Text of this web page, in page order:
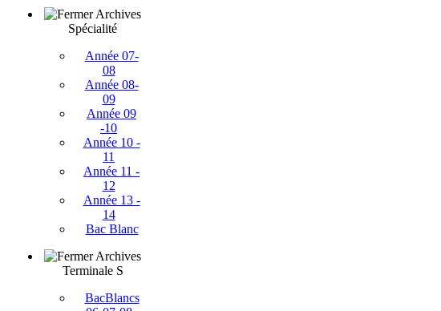
Archives
Spécialité
Année 07-
08
Année 08-
09
Année 09
-10
Année 10 -
11
Année 11 -
12
Année 13 -
14
Bac Blanc
Archives
Terminale S
BacBlancs